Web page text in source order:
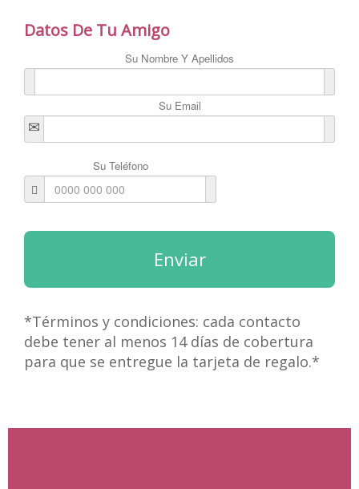
Datos De Tu Amigo
Su Nombre Y Apellidos
Su Email
Su Teléfono
Enviar
*Términos y condiciones: cada contacto
debe tener al menos 14 días de cobertura
para que se entregue la tarjeta de regalo.*